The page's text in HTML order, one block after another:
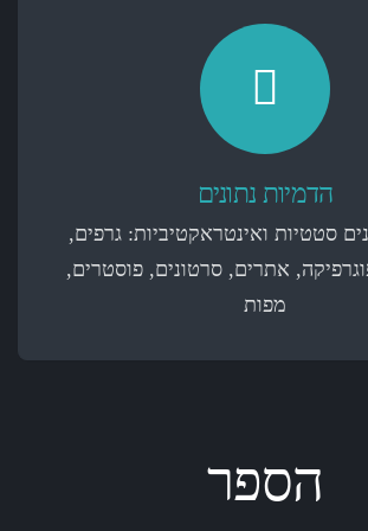
הדמיות נתונים
סטטיות ואינטראקטיביות: גרפים,
אתרים, סרטונים, פוסטרים,
מפות
הספר